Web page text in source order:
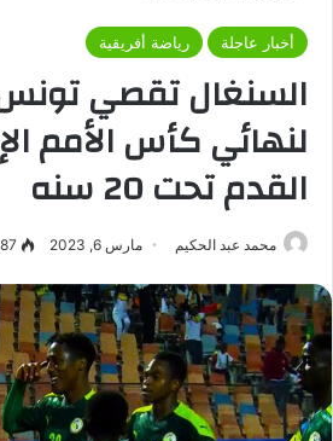
أخبار عاجلة رياضة أفريقية
السنغال تقصي
لنهائي كأس الأمم
القدم تحت 20 سنه
محمد عبد الحكيم مارس 6, 2023